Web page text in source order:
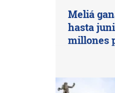
Meliá
hasta
millones